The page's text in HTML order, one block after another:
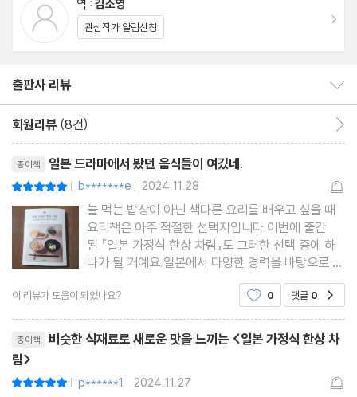
- 시금치나물
- 피조개 쪽파 무침
- 찜닭 시금치 간 무 무침
- 한 첩 더 필요할 때 _ 계절 채소 한 첩 요리
- 소고기 샐러드
- 냉 돼지고기 샤브
- 감자 고명 무침
- 토마토 샐러드
- 경수채 유부 샐러드
노자키 요리장의 요리 레슨 4 _ 만들어두면 편리한 고명과 소스
노자키 요리장의 요리 레슨 5 _ 신선한 생선 구별법
역 : 김소영
관심작가 알림신청
출판사 리뷰
회원리뷰 (8건)
종이책 일본 드라마에서 봤던 음식들이 여깄네.
| b*******e | 2024.11.28
늘 먹는 밥상이 아닌 색다른 요리를 배우고 싶을 때
요리책은 아주 적절한 선택지입니다.이번에 출간
된 『일본 가정식 한상 차림』도 그러한 선택 중에 하
나가 될 거예요.일본에서 다양한 경력을 바탕으로 자
신만의 요리 철학을 쌓고 활동 중인 요리사답게음식
점이 아닌 집밥이 주는 매력을 알리고자 간결하고 다
양한 방식으로 만들어진 음식으로 채운 노력이 보이
더군요.우리는 진짜 일
이 리뷰가 도움이 되었나요? 0 댓글 0
종이책
비슷한 식재료로 새로운 맛을 느끼는 <일본 가정식 한상 차
림>
| p******1 | 2024.11.27